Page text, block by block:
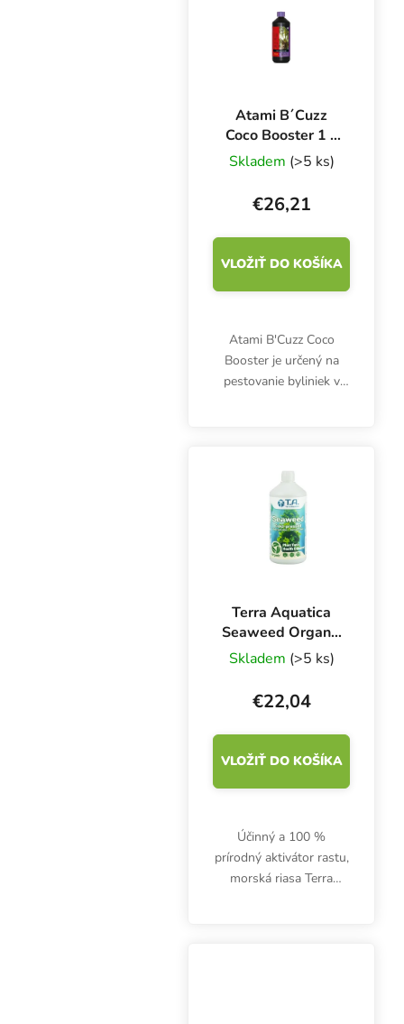
Atami B´Cuzz
Coco Booster 1 l,
posilňovač rastu
Skladem (>5 ks)
€26,21
VLOŽIŤ DO KOŠÍKA
Atami B'Cuzz Coco
Booster je určený na
pestovanie byliniek v
Terra Aquatica
Seaweed Organic
1 l, bio aktivátor
rastu
Skladem (>5 ks)
€22,04
VLOŽIŤ DO KOŠÍKA
Účinný a 100 %
prírodný aktivátor rastu,
morská riasa Terra